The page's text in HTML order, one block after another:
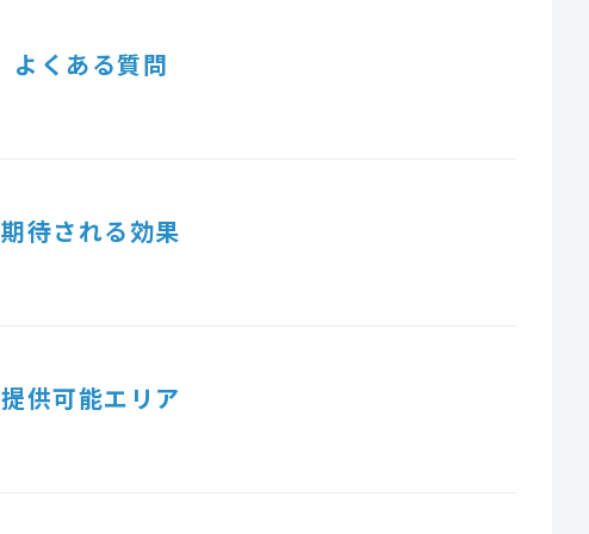
よくある質問
期待される効果
提供可能エリア